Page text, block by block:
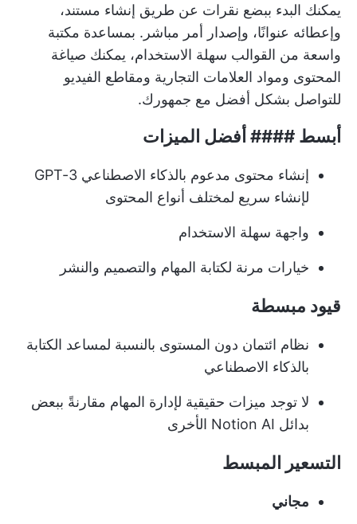
يمكنك البدء ببضع نقرات عن طريق إنشاء مستند،
وإعطائه عنوانًا، وإصدار أمر مباشر. بمساعدة مكتبة
واسعة من القوالب سهلة الاستخدام، يمكنك صياغة
المحتوى ومواد العلامات التجارية ومقاطع الفيديو
للتواصل بشكل أفضل مع جمهورك.
أبسط #### أفضل الميزات
إنشاء محتوى مدعوم بالذكاء الاصطناعي GPT-3
لإنشاء سريع لمختلف أنواع المحتوى
واجهة سهلة الاستخدام
خيارات مرنة لكتابة المهام والتصميم والنشر
قيود مبسطة
نظام ائتمان دون المستوى بالنسبة لمساعد الكتابة
بالذكاء الاصطناعي
لا توجد ميزات حقيقية لإدارة المهام مقارنةً ببعض
بدائل Notion AI الأخرى
التسعير المبسط
مجاني